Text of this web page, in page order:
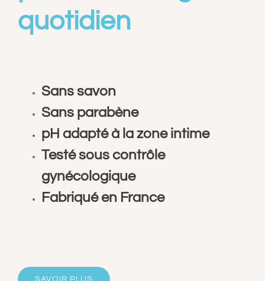
quotidien
Sans savon
Sans parabène
pH adapté à la zone intime
Testé sous contrôle
gynécologique
Fabriqué en France
SAVOIR PLUS